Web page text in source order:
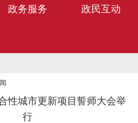
政务服务 政民互动
性城市更新项目誓师大会举
行